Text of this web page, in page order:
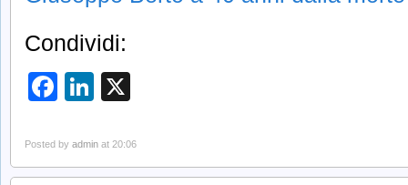
Condividi:
Facebook
LinkedIn
Posted by admin at 20:06